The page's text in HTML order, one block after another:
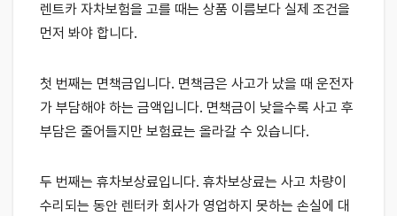
렌트카 자차보험을 고를 때는 상품 이름보다 실제 조건을
먼저 봐야 합니다.
첫 번째는 면책금입니다. 면책금은 사고가 났을 때 운전자
가 부담해야 하는 금액입니다. 면책금이 낮을수록 사고 후
부담은 줄어들지만 보험료는 올라갈 수 있습니다.
두 번째는 휴차보상료입니다. 휴차보상료는 사고 차량이
수리되는 동안 렌터카 회사가 영업하지 못하는 손실에 대